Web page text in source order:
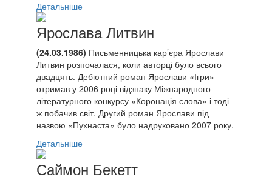
Детальніше
Ярослава Литвин
(24.03.1986) Письменницька кар’єра Ярослави
Литвин розпочалася, коли авторці було всього
двадцять. Дебютний роман Ярослави «Ігри»
отримав у 2006 році відзнаку Міжнародного
літературного конкурсу «Коронація слова» і тоді
ж побачив світ. Другий роман Ярослави під
назвою «Пухнаста» було надруковано 2007 року.
Детальніше
Саймон Бекетт